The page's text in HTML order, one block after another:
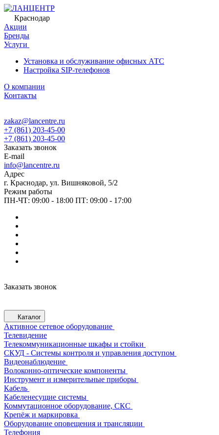
Краснодар
Акции
Бренды
Услуги
Установка и обслуживание офисных АТС
Настройка SIP-телефонов
О компании
Контакты
zakaz@lancentre.ru
+7 (861) 203-45-00
+7 (861) 203-45-00
Заказать звонок
E-mail
info@lancentre.ru
Адрес
г. Краснодар, ул. Вишняковой, 5/2
Режим работы
ПН-ЧТ: 09:00 - 18:00 ПТ: 09:00 - 17:00
Заказать звонок
Каталог
Активное сетевое оборудование
Телевидение
Телекоммуникационные шкафы и стойки
СКУД - Системы контроля и управления доступом
Видеонаблюдение
Волоконно-оптические компоненты
Инструмент и измерительные приборы
Кабель
Кабеленесущие системы
Коммутационное оборудование, СКС
Крепёж и маркировка
Оборудование оповещения и трансляции
Телефония